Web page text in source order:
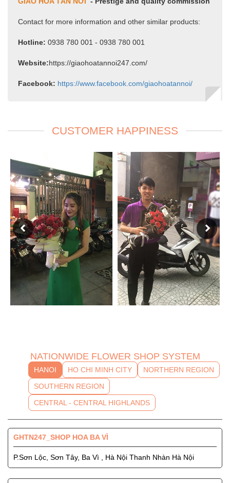
Contact for more information and other similar products:
Hotline: 0938 780 001 - 0938 780 001
Website:https://giaohoatannoi247.com/
Facebook: https://www.facebook.com/giaohoatannoi/
CUSTOMER HAPPINESS
NATIONWIDE FLOWER SHOP SYSTEM
HANOI HO CHI MINH CITY
NORTHERN REGION
SOUTHERN REGION
CENTRAL - CENTRAL HIGHLANDS
GHTN247_SHOP HOA BA VÌ
P.Sơn Lộc, Sơn Tây, Ba Vì , Hà Nội Thanh Nhàn Hà Nội